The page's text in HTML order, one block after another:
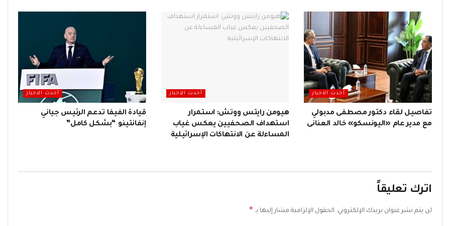
أحدث الاخبار
تفاصيل لقاء دكتور مصطفى مدبولي
مع مدير عام «اليونسكو» خالد العنانى
أحدث الاخبار
هيومن رايتس ووتش: استمرار
استهداف الصحفيين يعكس غياب
المساءلة عن الانتهاكات الإسرائيلية
أحدث الاخبار
قيادة الفيفا تدعم الرئيس جياني
إنفانتينو “بشكل كامل”
اترك تعليقاً
لن يتم نشر عنوان بريدك الإلكتروني. الحقول الإلزامية مشار إليها بـ *